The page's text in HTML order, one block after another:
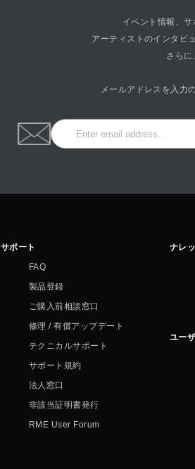
イベント情報、サ
アーティストのインタビ
さらに
メールアドレスを入力
サポート
FAQ
製品登録
ご購入前相談窓口
修理 / 有償アップデート
テクニカルサポート
サポート規約
法人窓口
非該当証明書発行
RME User Forum
ナレ
ユー